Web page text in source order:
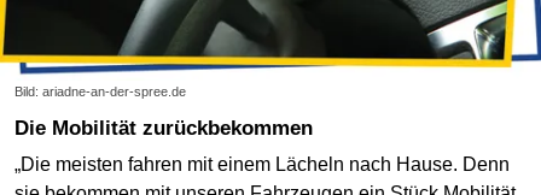
Bild: ariadne-an-der-spree.de
Die Mobilität zurückbekommen
„Die meisten fahren mit einem Lächeln nach Hause. Denn